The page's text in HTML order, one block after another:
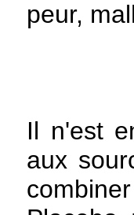
Il n'est
aux